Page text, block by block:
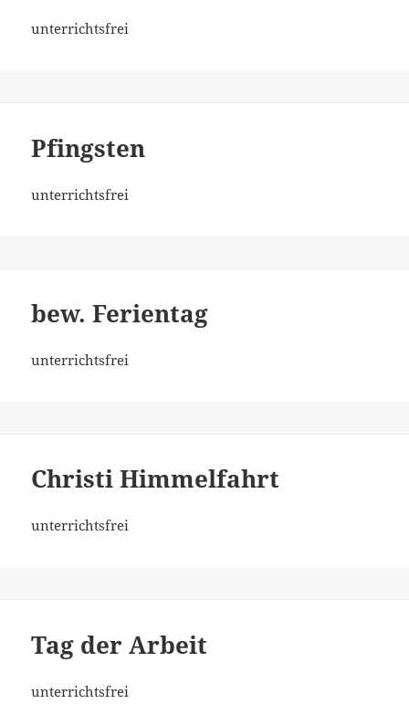
unterrichtsfrei
Pfingsten
unterrichtsfrei
bew. Ferientag
unterrichtsfrei
Christi Himmelfahrt
unterrichtsfrei
Tag der Arbeit
unterrichtsfrei